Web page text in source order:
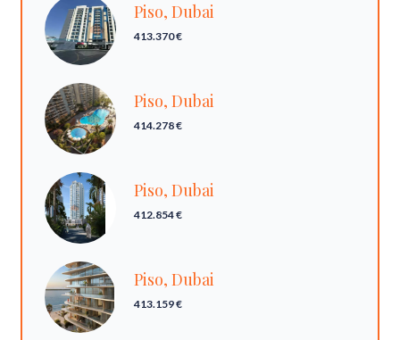
Piso, Dubai
413.370 €
Piso, Dubai
414.278 €
Piso, Dubai
412.854 €
Piso, Dubai
413.159 €